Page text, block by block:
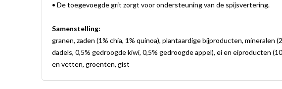
• De toegevoegde grit zorgt voor ondersteuning van de spijsvertering.
Samenstelling:
granen, zaden (1% chia, 1% quinoa), plantaardige bijproducten, mineralen
dadels, 0,5% gedroogde kiwi, 0,5% gedroogde appel), ei en eiproducten
en vetten, groenten, gist